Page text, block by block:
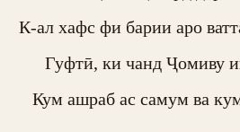
К-ал хафс фи барии аро
Гуфтӣ, ки чанд Ҷомиву
Кум ашраб ас самум ва